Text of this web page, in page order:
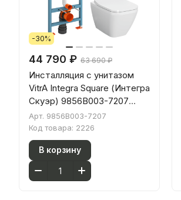
-30%
44 790 ₽ 63 690 ₽
Инсталляция с унитазом
VitrA Integra Square (Интегра
Скуэр) 9856B003-7207
комплект 4 в 1 с сиденьем
микролифт безободковый
цвет клавиши глянцевый
хром
Арт. 9856B003-7207
Код товара: 2226
В корзину